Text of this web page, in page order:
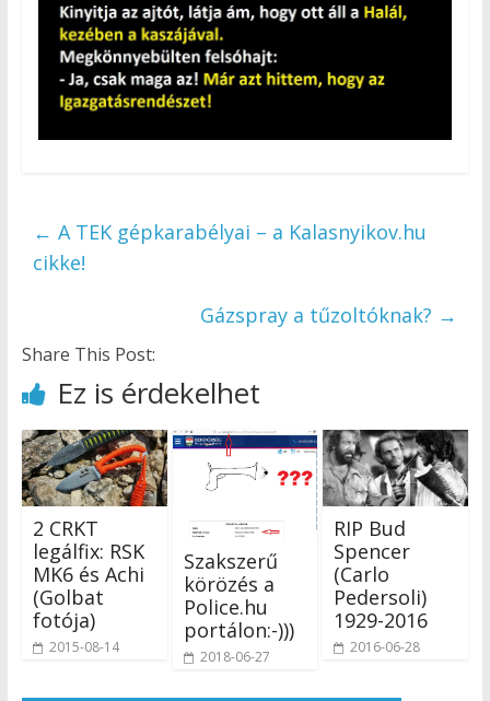
← A TEK gépkarabélyai – a Kalasnyikov.hu
cikke!
Gázspray a tűzoltóknak? →
Share This Post:
Ez is érdekelhet
2 CRKT
legálfix: RSK
MK6 és Achi
(Golbat
fotója)
2015-08-14
Szakszerű
körözés a
Police.hu
portálon:-)))
2018-06-27
RIP Bud
Spencer
(Carlo
Pedersoli)
1929-2016
2016-06-28